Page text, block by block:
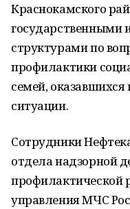
Краснокамского
государственными
структурами по
профилактики
семей,
ситуации.
Сотрудники
отдела надзорной
профилактической
управления МЧС